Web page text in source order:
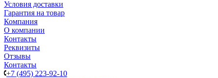
Условия доставки
Гарантия на товар
Компания
О компании
Контакты
Реквизиты
Отзывы
Контакты
+7 (495) 223-92-10